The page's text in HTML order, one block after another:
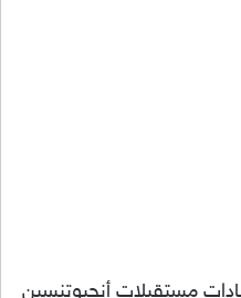
مستقبلات أنجيوتنسين